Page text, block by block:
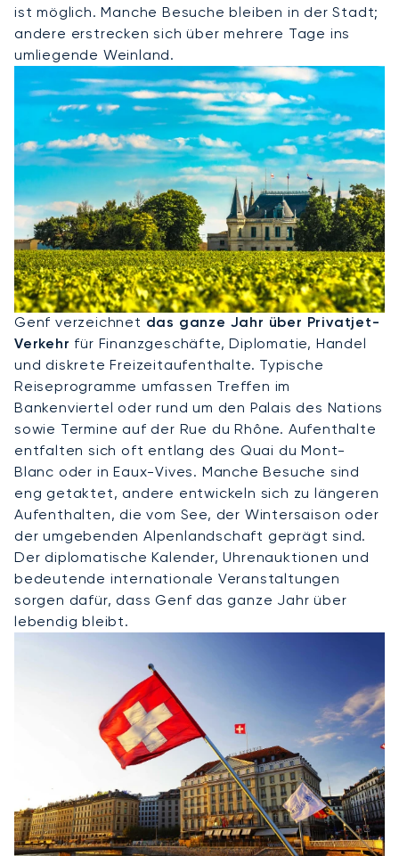
ist möglich. Manche Besuche bleiben in der Stadt;
andere erstrecken sich über mehrere Tage ins
umliegende Weinland.
Privatjet Nach Genf
Genf verzeichnet das ganze Jahr über Privatjet-
Verkehr für Finanzgeschäfte, Diplomatie, Handel
und diskrete Freizeitaufenthalte. Typische
Reiseprogramme umfassen Treffen im
Bankenviertel oder rund um den Palais des Nations
sowie Termine auf der Rue du Rhône. Aufenthalte
entfalten sich oft entlang des Quai du Mont-
Blanc oder in Eaux-Vives. Manche Besuche sind
eng getaktet, andere entwickeln sich zu längeren
Aufenthalten, die vom See, der Wintersaison oder
der umgebenden Alpenlandschaft geprägt sind.
Der diplomatische Kalender, Uhrenauktionen und
bedeutende internationale Veranstaltungen
sorgen dafür, dass Genf das ganze Jahr über
lebendig bleibt.